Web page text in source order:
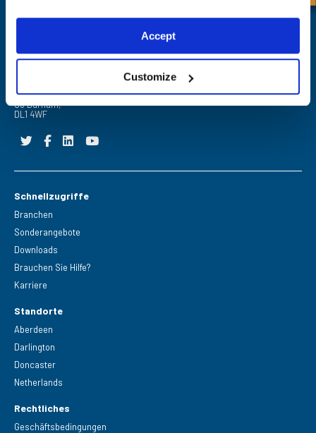
Accept
Customize
Darlington,
Co Durham,
DL1 4WF
Schnellzugriffe
Branchen
Sonderangebote
Downloads
Brauchen Sie Hilfe?
Karriere
Standorte
Aberdeen
Darlington
Doncaster
Netherlands
Rechtliches
Geschäftsbedingungen